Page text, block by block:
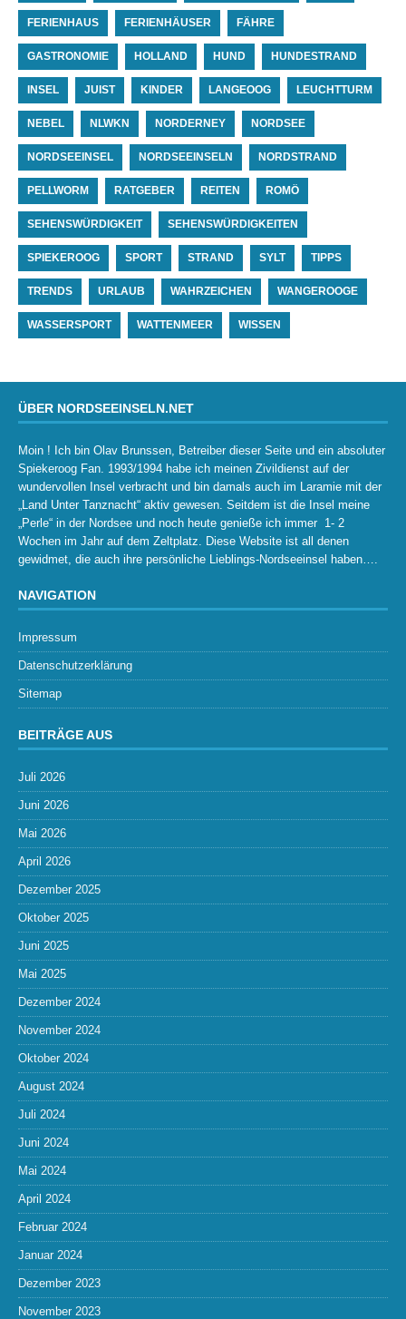
FERIENHAUS FERIENHÄUSER FÄHRE
GASTRONOMIE HOLLAND HUND HUNDESTRAND
INSEL JUIST KINDER LANGEOOG LEUCHTTURM
NEBEL NLWKN NORDERNEY NORDSEE
NORDSEEINSEL NORDSEEINSELN NORDSTRAND
PELLWORM RATGEBER REITEN ROMÖ
SEHENSWÜRDIGKEIT SEHENSWÜRDIGKEITEN
SPIEKEROOG SPORT STRAND SYLT TIPPS
TRENDS URLAUB WAHRZEICHEN WANGEROOGE
WASSERSPORT WATTENMEER WISSEN
ÜBER NORDSEEINSELN.NET
Moin ! Ich bin Olav Brunssen, Betreiber dieser Seite und ein absoluter
Spiekeroog Fan. 1993/1994 habe ich meinen Zivildienst auf der
wundervollen Insel verbracht und bin damals auch im Laramie mit der
„Land Unter Tanznacht“ aktiv gewesen. Seitdem ist die Insel meine
„Perle“ in der Nordsee und noch heute genieße ich immer 1- 2
Wochen im Jahr auf dem Zeltplatz. Diese Website ist all denen
gewidmet, die auch ihre persönliche Lieblings-Nordseeinsel haben….
NAVIGATION
Impressum
Datenschutzerklärung
Sitemap
BEITRÄGE AUS
Juli 2026
Juni 2026
Mai 2026
April 2026
Dezember 2025
Oktober 2025
Juni 2025
Mai 2025
Dezember 2024
November 2024
Oktober 2024
August 2024
Juli 2024
Juni 2024
Mai 2024
April 2024
Februar 2024
Januar 2024
Dezember 2023
November 2023